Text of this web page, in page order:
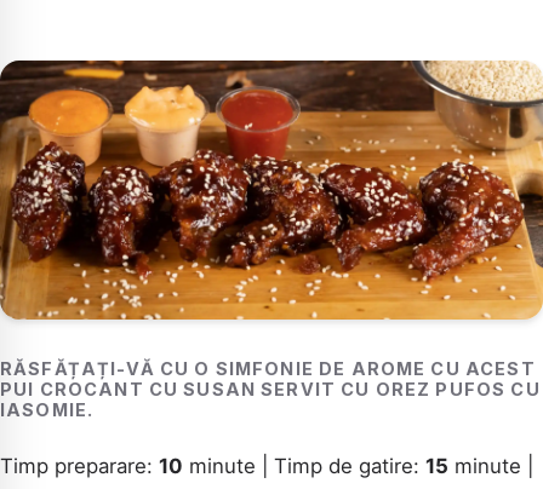
RĂSFĂȚAȚI-VĂ CU O SIMFONIE DE AROME CU ACEST
PUI CROCANT CU SUSAN SERVIT CU OREZ PUFOS CU
IASOMIE.
Timp preparare: 10 minute | Timp de gatire: 15 minute |